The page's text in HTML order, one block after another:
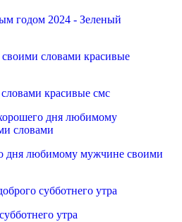
годом 2024 - Зеленый
красивые смс
дня любимому мужчине своими
утра